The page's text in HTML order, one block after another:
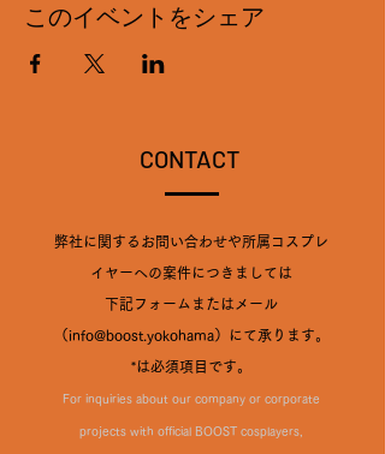
このイベントをシェア
CONTACT
弊社に関するお問い合わせや所属コスプレ
イヤーへの案件につきましては
下記フォームまたはメール
（info@boost.yokohama）にて承ります。​
*は必須項目です。
For inquiries about our company or corporate
projects with official BOOST cosplayers,